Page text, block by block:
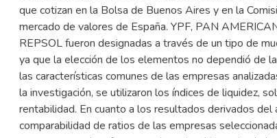
que cotizan en la Bolsa de Buenos Aires y en la
mercado de valores de España. YPF, PAN
REPSOL fueron designadas a través de un tipo de
ya que la elección de los elementos no dependió de
las características comunes de las empresas
la investigación, se utilizaron los índices de liquidez,
rentabilidad. En cuanto a los resultados derivados del
comparabilidad de ratios de las empresas